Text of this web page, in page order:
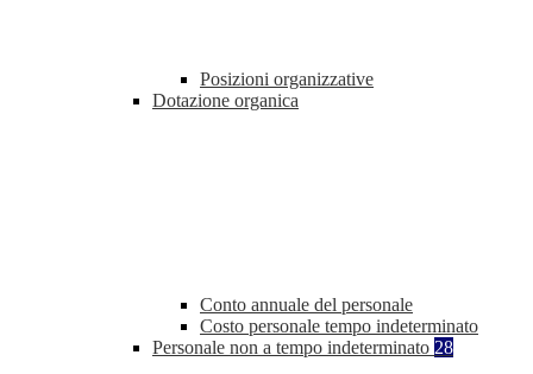
Posizioni organizzative
Dotazione organica
Conto annuale del personale
Costo personale tempo indeterminato
Personale non a tempo indeterminato 28